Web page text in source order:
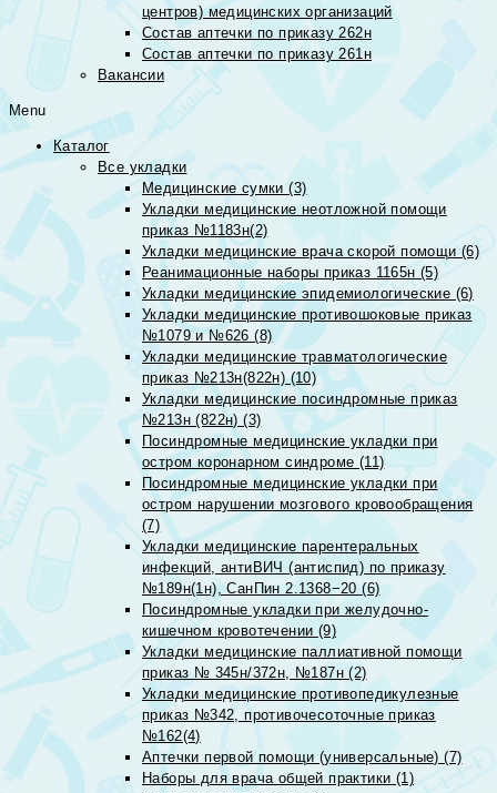
центров) медицинских организаций
Состав аптечки по приказу 262н
Состав аптечки по приказу 261н
Вакансии
Menu
Каталог
Все укладки
Медицинские сумки (3)
Укладки медицинские неотложной помощи
приказ №1183н(2)
Укладки медицинские врача скорой помощи (6)
Реанимационные наборы приказ 1165н (5)
Укладки медицинские эпидемиологические (6)
Укладки медицинские противошоковые приказ
№1079 и №626 (8)
Укладки медицинские травматологические
приказ №213н(822н) (10)
Укладки медицинские посиндромные приказ
№213н (822н) (3)
Посиндромные медицинские укладки при
остром коронарном синдроме (11)
Посиндромные медицинские укладки при
остром нарушении мозгового кровообращения
(7)
Укладки медицинские парентеральных
инфекций, антиВИЧ (антиспид) по приказу
№189н(1н), СанПин 2.1368−20 (6)
Посиндромные укладки при желудочно-
кишечном кровотечении (9)
Укладки медицинские паллиативной помощи
приказ № 345н/372н, №187н (2)
Укладки медицинские противопедикулезные
приказ №342, противочесоточные приказ
№162(4)
Аптечки первой помощи (универсальные) (7)
Наборы для врача общей практики (1)